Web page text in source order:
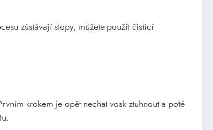
zůstávají stopy, můžete použít čisticí
krokem je opět nechat vosk ztuhnout a poté